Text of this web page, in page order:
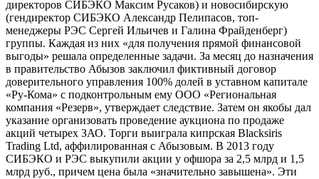
директоров СИБЭКО Максим Русаков) и новосибирскую
(гендиректор СИБЭКО Александр Пелипасов, топ-
менеджеры РЭС Сергей Ильичев и Галина Фрайденберг)
группы. Каждая из них «для получения прямой финансовой
выгоды» решала определенные задачи. За месяц до назначения
в правительство Абызов заключил фиктивный договор
доверительного управления 100% долей в уставном капитале
«Ру-Кома» с подконтрольным ему ООО «Региональная
компания «Резерв», утверждает следствие. Затем он якобы дал
указание организовать проведение аукциона по продаже
акций четырех ЗАО. Торги выиграла кипрская Blacksiris
Trading Ltd, аффилированная с Абызовым. В 2013 году
СИБЭКО и РЭС выкупили акции у офшора за 2,5 млрд и 1,5
млрд руб., причем цена была «значительно завышена». Эти